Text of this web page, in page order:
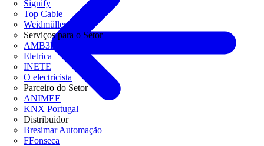
Signify
Top Cable
Weidmüller
Serviços para o Setor
AMB3E
Eletrica
INETE
O electricista
Parceiro do Setor
ANIMEE
KNX Portugal
Distribuidor
Bresimar Automação
FFonseca